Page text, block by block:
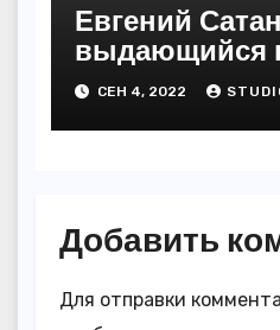
Евгений
выдающийся
публицист с
биографией и
СЕН 4, 2022
Добавить
Для отправки